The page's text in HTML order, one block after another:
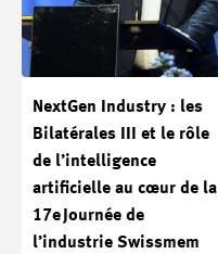
NextGen Industry : les
Bilatérales III et le rôle
de l’intelligence
artificielle au cœur de la
17e Journée de
l’industrie Swissmem